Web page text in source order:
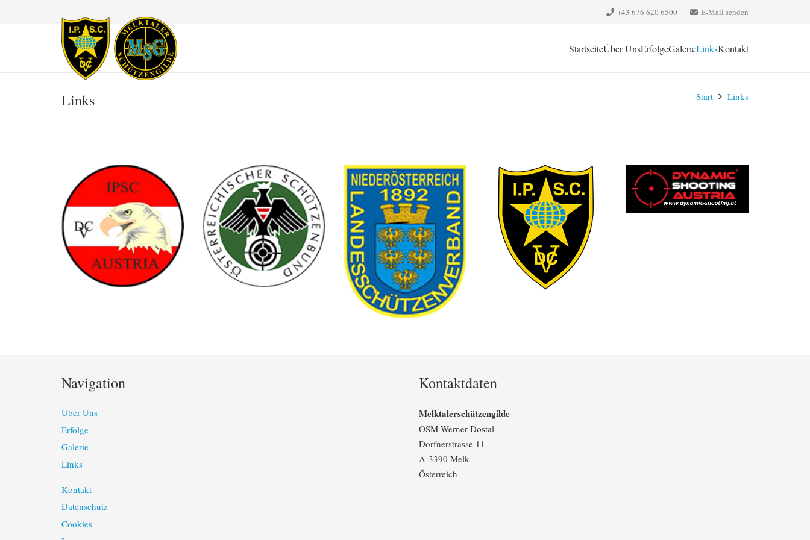
+43 676 620 6500‬ E-Mail senden
StartseiteÜber UnsErfolgeGalerieLinksKontakt
Links Start Links
Navigation
Über Uns
Erfolge
Galerie
Links
Kontakt
Datenschutz
Cookies
Kontaktdaten
Melktalerschützengilde
OSM Werner Dostal
Dorfnerstrasse 11
A-3390 Melk
Österreich